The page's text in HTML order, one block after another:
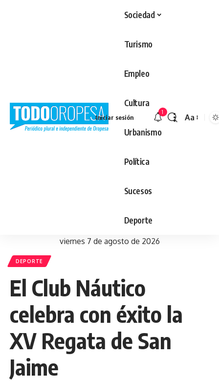
Sociedad
Turismo
Empleo
Cultura
Urbanismo
Política
Sucesos
Deporte
Iniciar sesión
1
Aa
viernes 7 de agosto de 2026
DEPORTE
El Club Náutico
celebra con éxito la
XV Regata de San
Jaime